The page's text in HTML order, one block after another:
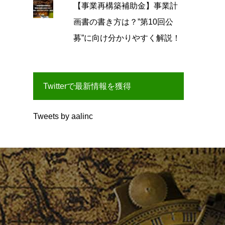
【事業再構築補助金】事業計
画書の書き方は？”第10回公
募”に向け分かりやすく解説！
Twitterで最新情報を獲得
Tweets by aalinc